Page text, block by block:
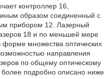
контроллер 16,
образом соединенный с
прибором 12. Лазерный
18 и по меньшей мере
множества оптических
направления
по общему оптическому
более подробно описано ниже